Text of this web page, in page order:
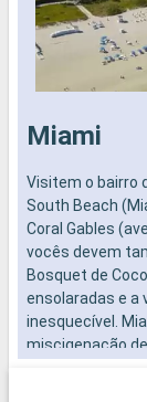
Miami
Visitem o bairro
South Beach
Coral Gables
vocês devem
Bosquet de
ensolaradas e a
inesquecível.
miscigenação